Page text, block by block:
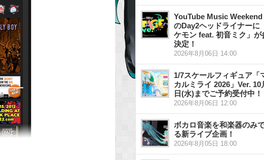
YouTube Music Weekend
のDay2ヘッドライナーに
ケモン feat. 初音ミク」が
決定！
2026年8月06日 14:00
1/7スケールフィギュア「
カルミライ 2026」Ver. 10
日(水)までご予約受付中！
2026年8月06日 12:00
ボカロ音楽を和楽器のみ
る新ライブ企画！
2026年8月05日 18:00